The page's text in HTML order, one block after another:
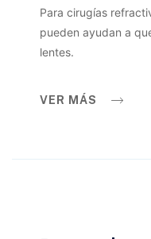
Para cirugías
pueden ayudan a
lentes.
VER MÁS